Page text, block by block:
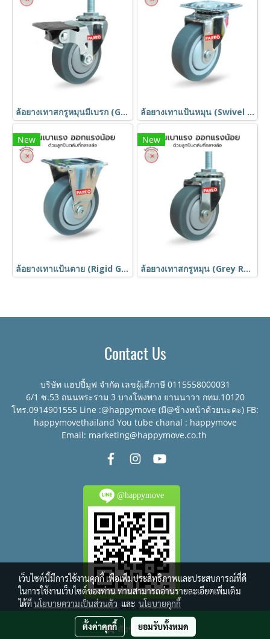
สั่งซื้อสินค้า
ล้อยางเทาสกรูหมุนมีเบรก (Grey Rubber Caster) รุ่น MOVER ยี่ห้อ PAREO ล้อยางเทาแป้นหมุน (Swivel Grey Rubber Caster) รุ่น MOVER ยี่ห้อ PAREO
New
ล้อยางเทาแป้นตาย (Rigid Grey Rubber Caster) รุ่น MOVER ยี่ห้อ PAREO
New
ล้อยางเทาสกรูหมุน (Grey Rubber Caster) รุ่น MOVER ยี่ห้อ PAREO
Contact Us
บริษัท แฮปปี้มูฟ จำกัด เลขผู้เสีภาษี 0115558000031
6/1 ซ.53 ถนนพระราม 3 บางโพงพาง ยานนาวา กทม.10120
โทร.0914901555 Line :@happymove (มี@ข้างหน้าด้วยนะคะ) FB:
happymovethailand You tube chanal : happymove
Email: marketing@happymove.co.th
@happymove
© Copyright 2016 All right reserved.
เว็บไซต์นี้มีการใช้งานคุกกี้ เพื่อเพิ่มประสิทธิภาพและประสบการณ์ที่ดี
ในการใช้งานเว็บไซต์ของท่าน ท่านสามารถอ่านรายละเอียดเพิ่มเติม
ได้ที่นโยบายความเป็นส่วนตัว และ นโยบายคุกกี้
ตั้งค่าคุกกี้ ยอมรับทั้งหมด